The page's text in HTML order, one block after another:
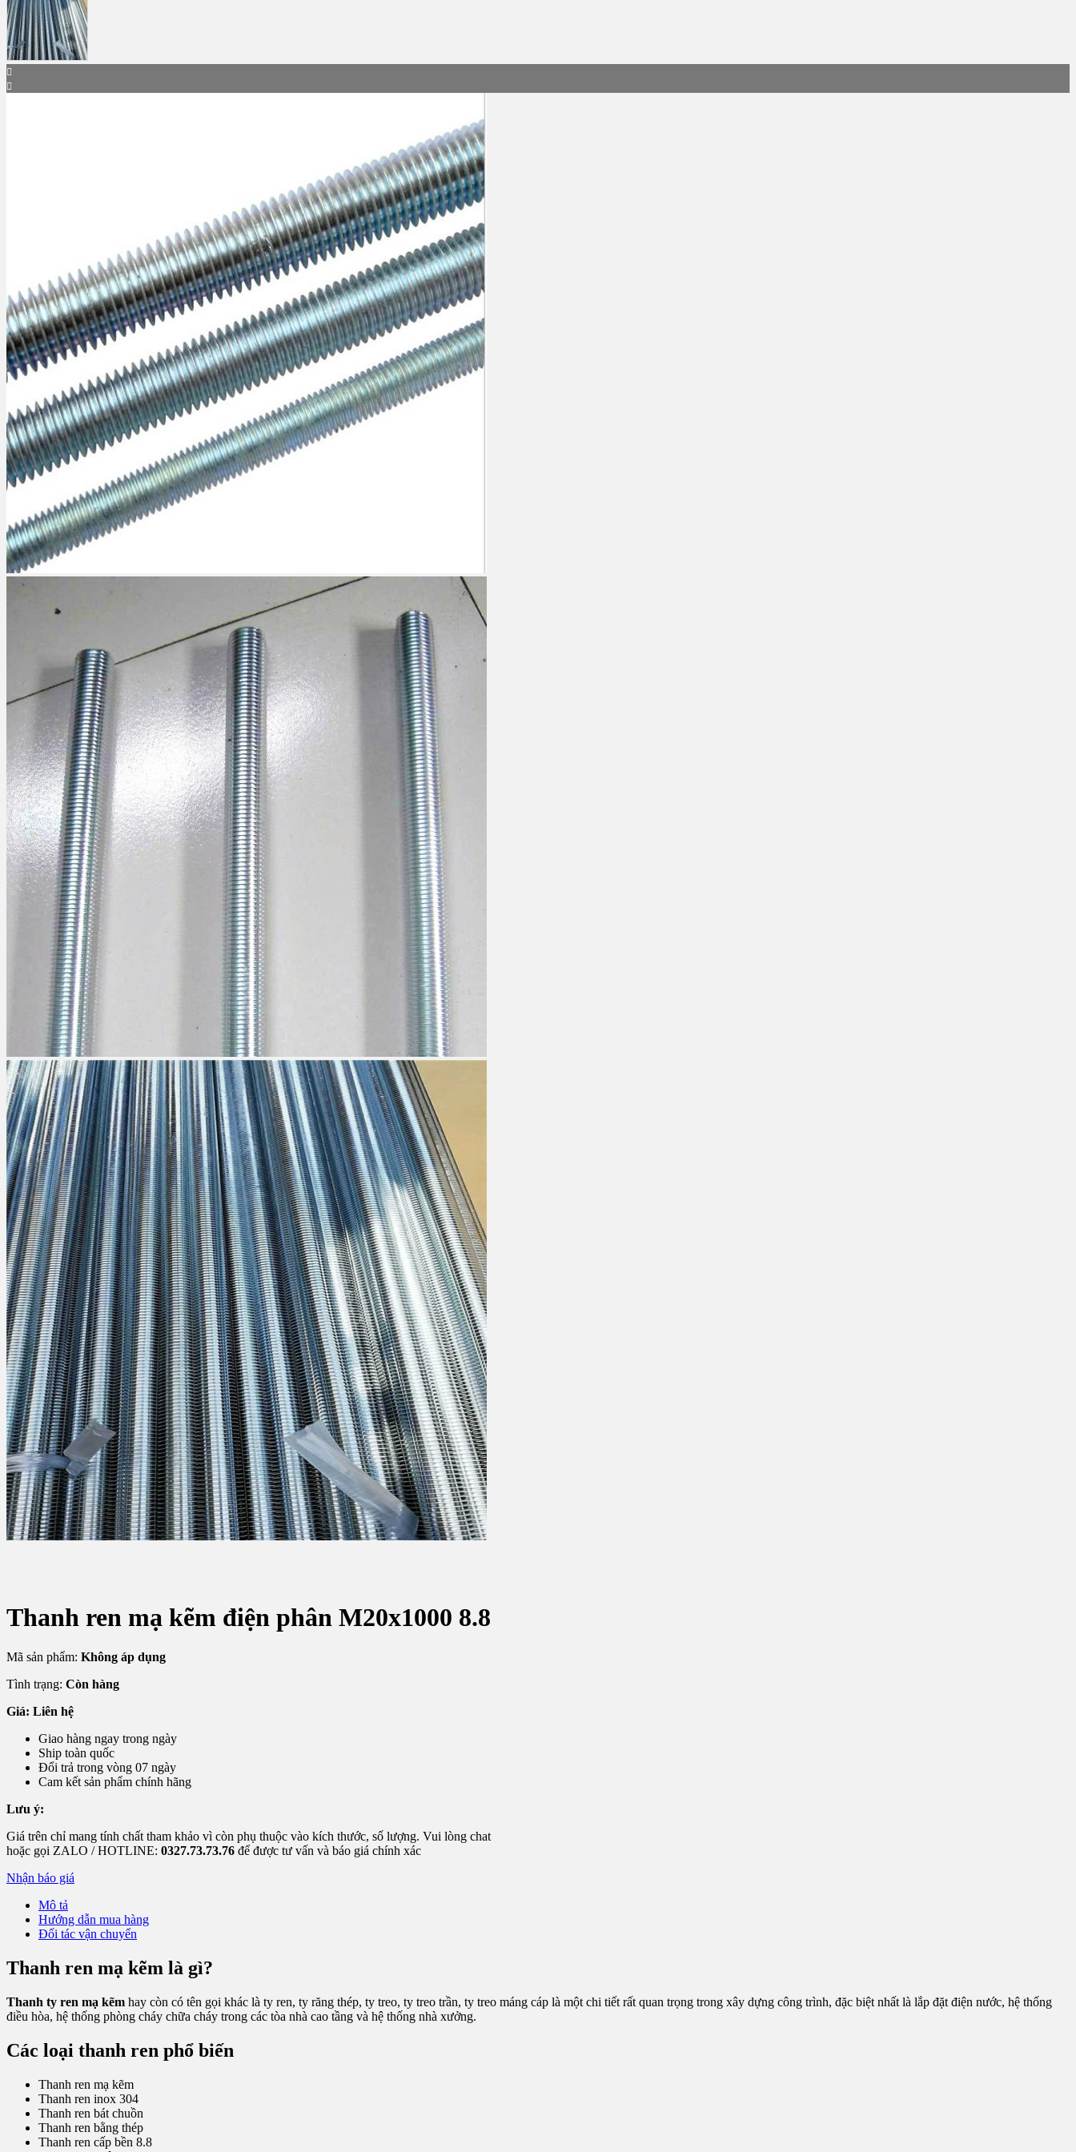
Thanh ren mạ kẽm điện phân M20x1000 8.8
Mã sản phẩm: Không áp dụng
Tình trạng: Còn hàng
Giá: Liên hệ
Giao hàng ngay trong ngày
Ship toàn quốc
Đổi trả trong vòng 07 ngày
Cam kết sản phẩm chính hãng
Lưu ý:
Giá trên chỉ mang tính chất tham khảo vì còn phụ thuộc vào kích thước, số lượng. Vui lòng chat
hoặc gọi ZALO / HOTLINE: 0327.73.73.76 để được tư vấn và báo giá chính xác
Nhận báo giá
Mô tả
Hướng dẫn mua hàng
Đối tác vận chuyển
Thanh ren mạ kẽm là gì?
Thanh ty ren mạ kẽm hay còn có tên gọi khác là ty ren, ty răng thép, ty treo, ty treo trần, ty treo máng cáp là một chi tiết rất quan trọng trong xây dựng công trình, đặc biệt nhất là lắp đặt điện nước, hệ thống
điều hòa, hệ thống phòng cháy chữa cháy trong các tòa nhà cao tầng và hệ thống nhà xưởng.
Các loại thanh ren phổ biến
Thanh ren mạ kẽm
Thanh ren inox 304
Thanh ren bát chuồn
Thanh ren bằng thép
Thanh ren cấp bền 8.8